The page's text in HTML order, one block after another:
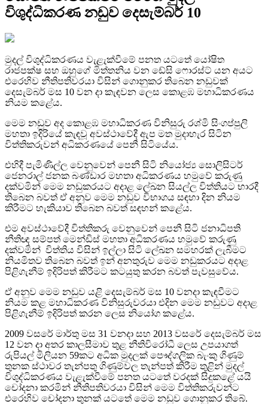
විශුද්ධිකරණ නඩුව දෙසැම්බර් 10
මුදල් විශුද්ධිකරණය වැළැක්වීමේ පනත යටතේ යෝෂිත
රාජපක්ෂ සහ ඔහුගේ මිත්තනිය වන ඩේසි ෆොරස්ට් යන අයට
එරෙහිව නීතිපතිවරයා විසින් ගොනුකර තිබෙන නඩුවක්
දෙසැම්බර් මස 10 වන දා කැඳවන ලෙස කොළඹ මහාධිකරණය
නියම කළේය.
මෙම නඩුව අද කොළඹ මහාධිකරණ විනිසුරු රශ්මි සිංගප්පුලි
මහතා ඉදිරියේ කැඳවූ අවස්ථාවේදී ඇප මත මුදාහැර සිටින
විත්තිකරුවන් අධිකරණයේ පෙනී සිටියේය.
එහිදී පැමිණිල්ල වෙනුවෙන් පෙනී සිටි නියෝජ්‍ය සොලිසිටර්
ජෙනරාල් ජනක බණ්ඩාර මහතා අධිකරණය හමුවේ කරුණු
දක්වමින් මෙම නඩුකරයට අදාළ ලේඛන සියල්ල විත්තියට භාරදී
තිබෙන බවත් ඒ අනුව මෙම නඩුව විභාගය සඳහා දින නියම
කිරීමට හැකියාව තිබෙන බවත් සඳහන් කළේය.
එම අවස්ථාවේදී විත්තිකරු වෙනුවෙන් පෙනී සිටි ජනාධිපති
නීතිඥ සම්පත් මෙන්ඩිස් මහතා අධිකරණය හමුවේ කරුණු
දක්වමින් විත්තිය විසින් ඉල්ලා සිටි ලේඛන සමහරක් ලැබීමට
නියමිතව තිබෙන බවත් ඉන් අනතුරුව මෙම නඩුකරයට අදාළ
පිළිගැනීම් ඉදිරිපත් කිරීමට කටයුතු කරන බවත් පැවසුවේය.
ඒ අනුව මෙම නඩුව යළි දෙසැම්බර් මස 10 වනදා කැඳවීමට
නියම කළ මහාධිකරණ විනිසුරුවරයා එදින මෙම නඩුවට අදාළ
පිළිගැනීම් ඉදිරිපත් කරන ලෙස නියෝග කළේය.
2009 වසරේ මාර්තු මස 31 වනදා සහ 2013 වසරේ දෙසැම්බර් මස
12 වන දා අතර කාලසීමාව තුළ නීතිවිරෝධී ලෙස උපයාගත්
රුපියල් මිලියන 59කට අධික මුදලක් පෞද්ගලික බැංකු ගිණුම්
තුනක ස්ථාවර තැන්පතු ගිණුම්වල තැන්පත් කිරීම තුළින් මුදල්
විශුද්ධිකරණය වැළැක්වීමේ පනත යටතේ වරදක් සිදුකළේ යයි
චෝදනා කරමින් නීතිපතිවරයා විසින් මෙම විත්තිකරුවන්ට
එරෙහිව චෝදනා තුනක් යටතේ මෙම නඩුව ගොනුකර තිබේ.